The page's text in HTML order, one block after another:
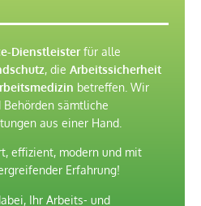
Dienstleisterfür alle
, die Arbeitssicherheit
betreffen. Wir
sämtliche
aus einer Hand.
effizient, modern und mit
Erfahrung!
Ihr Arbeits- und